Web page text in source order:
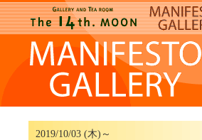
2019/10/03 (木)～